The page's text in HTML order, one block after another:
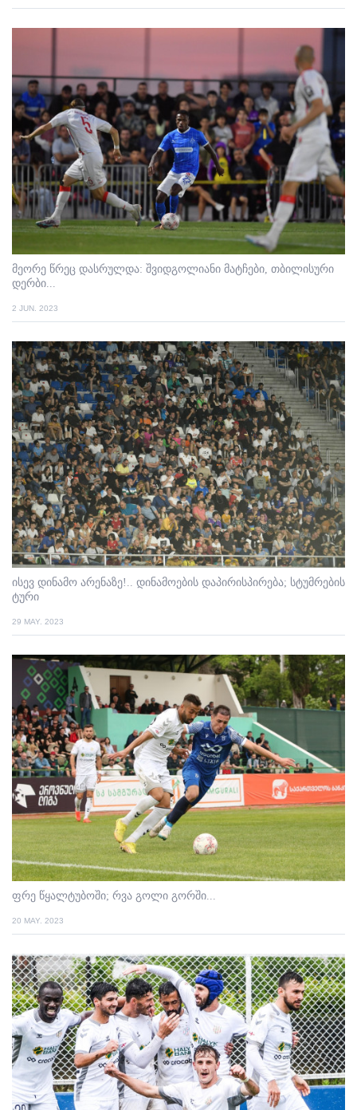
მეორე წრეც დასრულდა: შვიდგოლიანი მატჩები, თბილისური
დერბი...
2 JUN. 2023
ისევ დინამო არენაზე!.. დინამოების დაპირისპირება; სტუმრების
ტური
29 MAY. 2023
ფრე წყალტუბოში; რვა გოლი გორში...
20 MAY. 2023